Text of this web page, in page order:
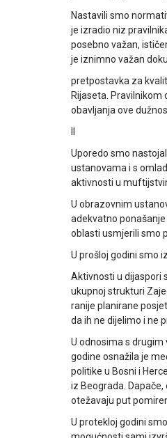
Nastavili smo
je izradio niz
posebno važan,
je iznimno važan
pretpostavka za
Rijaseta. Pravilnikom
obavljanja ove
Uporedo smo
ustanovama i s
aktivnosti u
U obrazovnim
adekvatno
oblasti usmjerili smo
U prošloj godini smo
Aktivnosti u dijaspori
ukupnoj strukturi
ranije planirane
da ih ne dijelimo i ne
U odnosima s
godine osnažila je
politike u Bosni i
iz Beograda.
otežavaju put
U protekloj godini